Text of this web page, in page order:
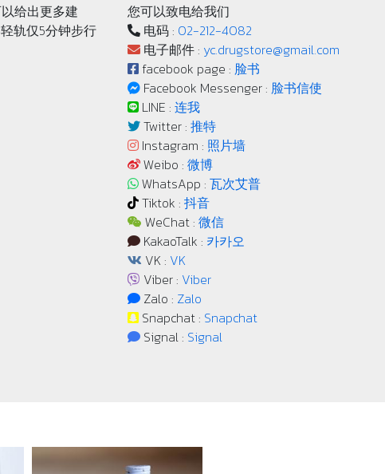
给出更多建
轨仅5分钟步行
您可以致电给我们
电码 : 02-212-4082
电子邮件 : yc.drugstore@gmail.com
facebook page : 脸书
Facebook Messenger : 脸书信使
LINE : 连我
Twitter : 推特
Instagram : 照片墙
Weibo : 微博
WhatsApp : 瓦次艾普
Tiktok : 抖音
WeChat : 微信
KakaoTalk : 카카오
VK : VK
Viber : Viber
Zalo : Zalo
Snapchat : Snapchat
Signal : Signal